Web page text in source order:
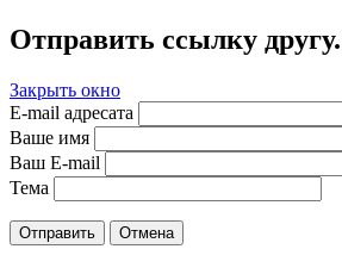
Отправить ссылку другу.
Закрыть окно
E-mail адресата
Ваше имя
Ваш E-mail
Тема
Отправить Отмена